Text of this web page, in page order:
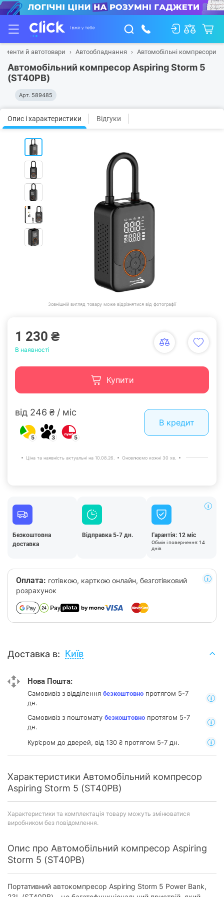
й автотовари Автообладнання Автомобільні компресори
Автомобільний компресор Aspiring Storm 5
(ST40PB)
Арт. 589485
Опис і характеристики Відгуки
Зовнішній вигляд товару може відрізнятися від фотографії
1 230 ₴
В наявності
Купити
від 246 ₴ / міс
5 3 5
В кредит
Ціна та наявність актуальні на 10.08.26. Оновлюємо кожні 30 хв.
Безкоштовна
доставка
Відправка 5-7 дн. Гарантія: 12 міс
Обмін і повернення: 14
днів
Оплата: готівкою, карткою онлайн, безготівковий
розрахунок
Доставка в: Київ
Нова Пошта:
Самовивіз з відділення безкоштовно протягом 5-7
дн.
Самовивіз з поштомату безкоштовно протягом 5-7
дн.
Кур’єром до дверей, від 130 ₴ протягом 5-7 дн.
Характеристики Автомобільний компресор
Aspiring Storm 5 (ST40PB)
Характеристики та комплектація товару можуть змінюватися
виробником без повідомлення.
Опис про Автомобільний компресор Aspiring
Storm 5 (ST40PB)
Портативний автокомпресор Aspiring Storm 5 Power Bank,